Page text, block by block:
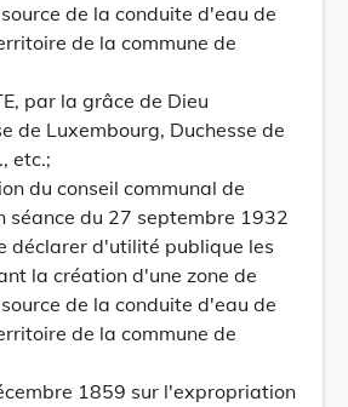
de la conduite d'eau de
de la commune de
par la grâce de Dieu
de Luxembourg, Duchesse de
etc.;
du conseil communal de
séance du 27 septembre 1932
déclarer d'utilité publique les
la création d'une zone de
de la conduite d'eau de
de la commune de
1859 sur l'expropriation